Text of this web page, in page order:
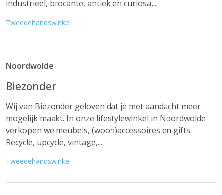
industrieel, brocante, antiek en curiosa,...
Tweedehandswinkel
Noordwolde
Biezonder
Wij van Biezonder geloven dat je met aandacht meer
mogelijk maakt. In onze lifestylewinkel in Noordwolde
verkopen we meubels, (woon)accessoires en gifts.
Recycle, upcycle, vintage,...
Tweedehandswinkel